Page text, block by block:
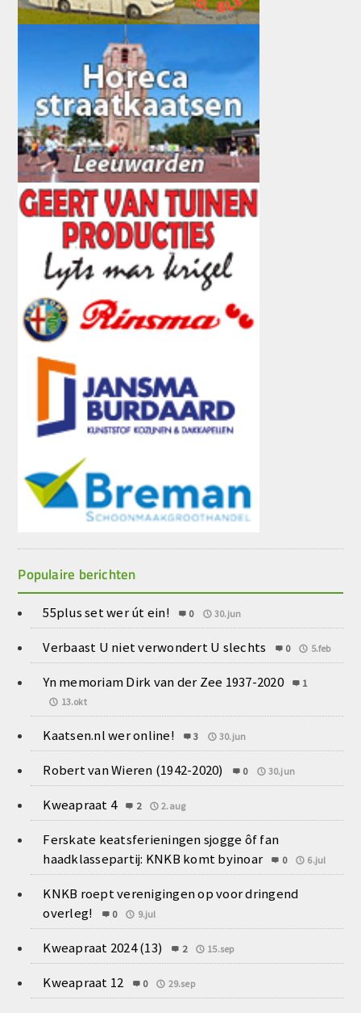
Populaire berichten
55plus set wer út ein! 0 30.jun
Verbaast U niet verwondert U slechts 0 5.feb
Yn memoriam Dirk van der Zee 1937-2020
1
13.okt
Kaatsen.nl wer online! 3 30.jun
Robert van Wieren (1942-2020) 0 30.jun
Kweapraat 4 2 2.aug
Ferskate keatsferieningen sjogge ôf fan
haadklassepartij: KNKB komt byinoar
0 6.jul
KNKB roept verenigingen op voor dringend
overleg!
0 9.jul
Kweapraat 2024 (13) 2 15.sep
Kweapraat 12 0 29.sep